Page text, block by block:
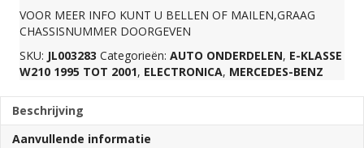
VOOR MEER INFO KUNT U BELLEN OF MAILEN,GRAAG
CHASSISNUMMER DOORGEVEN
SKU: JL003283 Categorieën: AUTO ONDERDELEN, E-KLASSE
W210 1995 TOT 2001, ELECTRONICA, MERCEDES-BENZ
Beschrijving
Aanvullende informatie